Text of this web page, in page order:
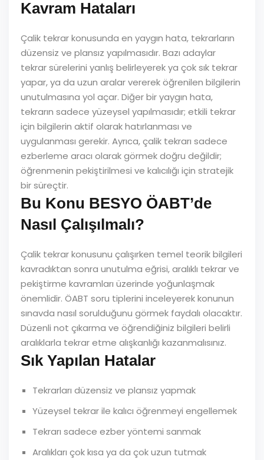
Kavram Hataları
Çalik tekrar konusunda en yaygın hata, tekrarların
düzensiz ve plansız yapılmasıdır. Bazı adaylar
tekrar sürelerini yanlış belirleyerek ya çok sık tekrar
yapar, ya da uzun aralar vererek öğrenilen bilgilerin
unutulmasına yol açar. Diğer bir yaygın hata,
tekrarın sadece yüzeysel yapılmasıdır; etkili tekrar
için bilgilerin aktif olarak hatırlanması ve
uygulanması gerekir. Ayrıca, çalik tekrarı sadece
ezberleme aracı olarak görmek doğru değildir;
öğrenmenin pekiştirilmesi ve kalıcılığı için stratejik
bir süreçtir.
Bu Konu BESYO ÖABT’de
Nasıl Çalışılmalı?
Çalik tekrar konusunu çalışırken temel teorik bilgileri
kavradıktan sonra unutulma eğrisi, aralıklı tekrar ve
pekiştirme kavramları üzerinde yoğunlaşmak
önemlidir. ÖABT soru tiplerini inceleyerek konunun
sınavda nasıl sorulduğunu görmek faydalı olacaktır.
Düzenli not çıkarma ve öğrendiğiniz bilgileri belirli
aralıklarla tekrar etme alışkanlığı kazanmalısınız.
Sık Yapılan Hatalar
Tekrarları düzensiz ve plansız yapmak
Yüzeysel tekrar ile kalıcı öğrenmeyi engellemek
Tekrarı sadece ezber yöntemi sanmak
Aralıkları çok kısa ya da çok uzun tutmak